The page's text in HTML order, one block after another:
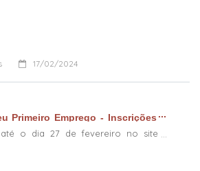
17/02/2024
Primeiro Emprego - Inscrições
até o dia 27 de fevereiro no site